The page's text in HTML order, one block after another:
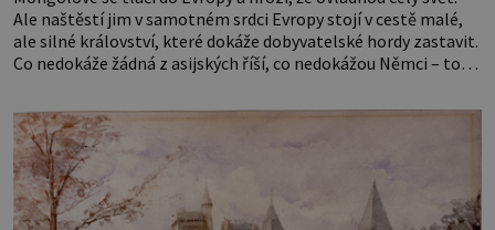
Ale naštěstí jim v samotném srdci Evropy stojí v cestě malé,
ale silné království, které dokáže dobyvatelské hordy zastavit.
Co nedokáže žádná z asijských říší, co nedokážou Němci – to
postupují podél Kaspického a Azovského moře,